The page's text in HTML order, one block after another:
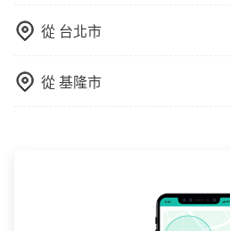
從 台北市
從基隆市